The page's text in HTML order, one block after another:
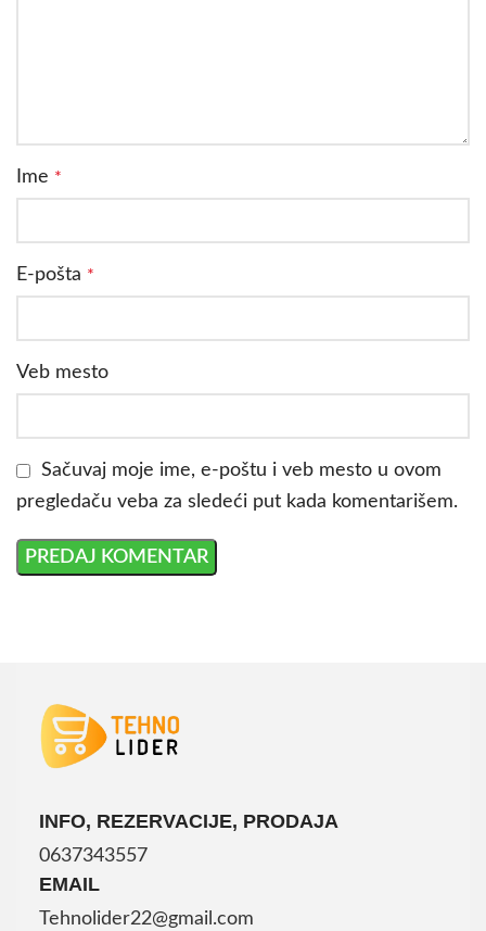
Ime *
E-pošta *
Veb mesto
Sačuvaj moje ime, e-poštu i veb mesto u ovom
pregledaču veba za sledeći put kada komentarišem.
INFO, REZERVACIJE, PRODAJA
0637343557
EMAIL
Tehnolider22@gmail.com